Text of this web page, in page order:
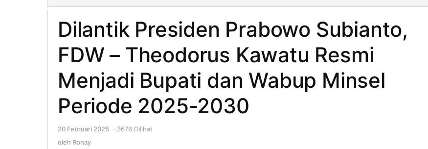
Dilantik Presiden Prabowo Subianto,
FDW – Theodorus Kawatu Resmi
Menjadi Bupati dan Wabup Minsel
Periode 2025-2030
20 Februari 2025
oleh
-3676 Dilihat
oleh Ronay